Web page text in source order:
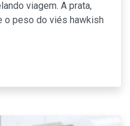
viagem. A prata,
o peso do viés hawkish